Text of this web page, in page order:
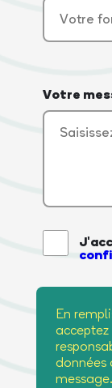
Votre
En
données